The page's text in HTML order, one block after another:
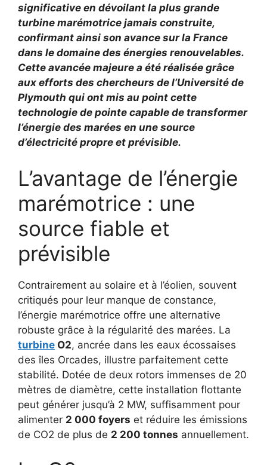
significative en dévoilant la plus grande
turbine marémotrice jamais construite,
confirmant ainsi son avance sur la France
dans le domaine des énergies renouvelables.
Cette avancée majeure a été réalisée grâce
aux efforts des chercheurs de l’Université de
Plymouth qui ont mis au point cette
technologie de pointe capable de transformer
l’énergie des marées en une source
d’électricité propre et prévisible.
L’avantage de l’énergie
marémotrice : une
source fiable et
prévisible
Contrairement au solaire et à l’éolien, souvent
critiqués pour leur manque de constance,
l’énergie marémotrice offre une alternative
robuste grâce à la régularité des marées. La
turbine O2, ancrée dans les eaux écossaises
des îles Orcades, illustre parfaitement cette
stabilité. Dotée de deux rotors immenses de 20
mètres de diamètre, cette installation flottante
peut générer jusqu’à 2 MW, suffisamment pour
alimenter 2 000 foyers et réduire les émissions
de CO2 de plus de 2 200 tonnes annuellement.